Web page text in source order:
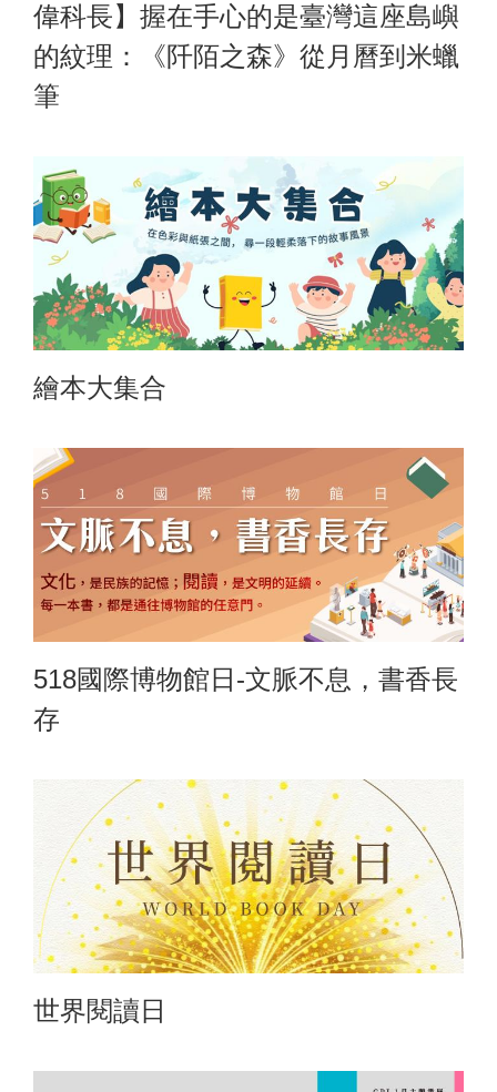
偉科長】握在手心的是臺灣這座島嶼
的紋理：《阡陌之森》從月曆到米蠟
筆
繪本大集合
518國際博物館日-文脈不息，書香長
存
世界閱讀日